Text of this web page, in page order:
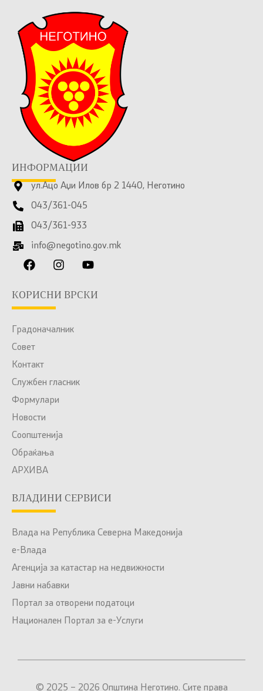
ИНФОРМАЦИИ
ул.Ацо Аџи Илов бр 2 1440, Неготино
043/361-045
043/361-933
info@negotino.gov.mk
КОРИСНИ ВРСКИ
Градоначалник
Совет
Контакт
Службен гласник
Формулари
Новости
Соопштенија
Обраќања
АРХИВА
ВЛАДИНИ СЕРВИСИ
Влада на Република Северна Македонија
е-Влада
Агенција за катастар на недвижности
Јавни набавки
Портал за отворени податоци
Национален Портал за е-Услуги
© 2025 – 2026 Општина Неготино. Сите права